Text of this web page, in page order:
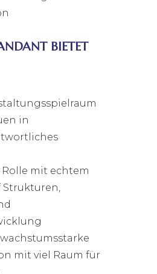
BIETET
in
Rolle mit echtem
Strukturen,
mit viel Raum für